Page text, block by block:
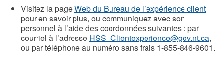
Visitez la pageWeb du Bureau de l’expérience client
pour en savoir plus, ou communiquez avec son
personnel à l’aide des coordonnées suivantes : par
courriel à l’adresse HSS_Clientexperience@gov.nt.ca,
ou par téléphone au numéro sans frais 1-855-846-9601.